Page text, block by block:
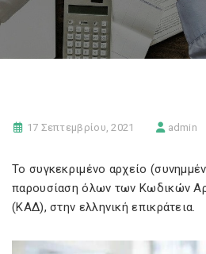
17 Σεπτεμβρίου, 2021 admin
Το συγκεκριμένο αρχείο
παρουσίαση όλων των Κωδικών
(ΚΑΔ), στην ελληνική επικράτεια.